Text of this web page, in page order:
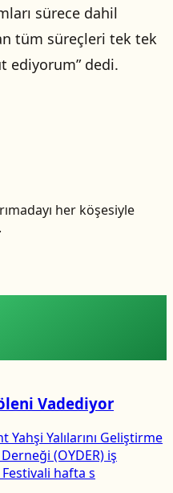
sürece dahil
tüm süreçleri tek tek
ediyorum” dedi.
her köşesiyle
Vadediyor
Yalılarını Geliştirme
(OYDER) iş
hafta s